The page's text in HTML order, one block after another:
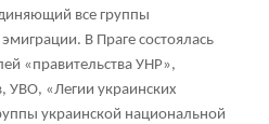
все группы
В Праге состоялась
«правительства УНР»,
УВО, «Легии украинских
украинской национальной